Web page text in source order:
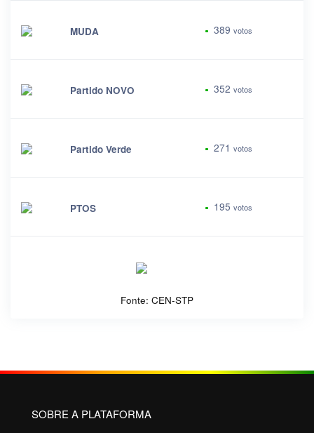
MUDA 389 votos
Partido NOVO 352 votos
Partido Verde 271 votos
PTOS 195 votos
Fonte: CEN-STP
SOBRE A PLATAFORMA